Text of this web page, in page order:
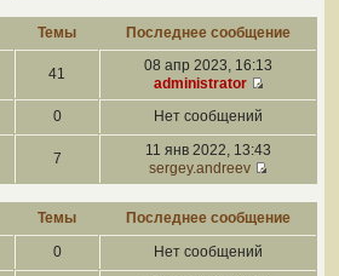
Темы Последнее сообщение
41
08 апр 2023, 16:13
administrator
0 Нет сообщений
7
11 янв 2022, 13:43
sergey.andreev
Темы Последнее сообщение
0 Нет сообщений